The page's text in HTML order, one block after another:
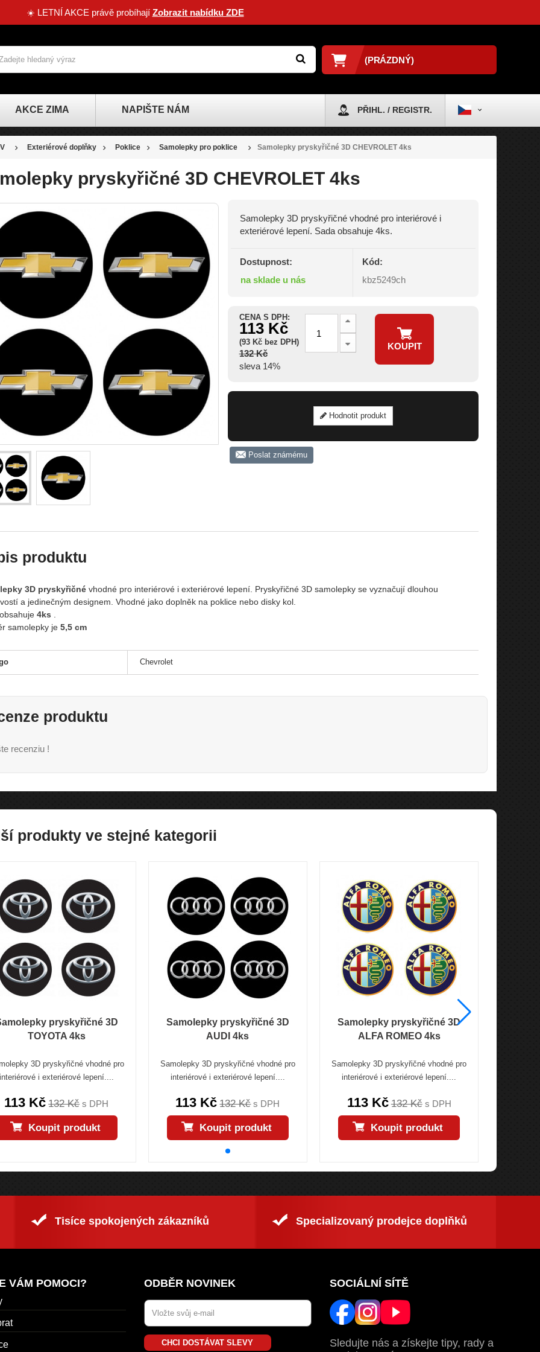
☀️ LETNÍ AKCE právě probíhají Zobrazit nabídku ZDE
(PRÁZDNÝ)
AKCE ZIMA NAPIŠTE NÁM PŘIHL. / REGISTR.
Exteriérové doplňky Poklice Samolepky pro poklice Samolepky pryskyřičné 3D CHEVROLET 4ks
pryskyřičné 3D CHEVROLET 4ks
SLEVA
Samolepky 3D pryskyřičné vhodné pro interiérové i
exteriérové lepení. Sada obsahuje 4ks.
Dostupnost:
na sklade u nás
Kód:
kbz5249ch
CENA S DPH:
113 Kč
(93 Kč bez DPH)
132 Kč
sleva 14%
KOUPIT
Hodnotit produkt
Poslat známému
produktu
3D pryskyřičnévhodné pro interiérové i exteriérové lepení. Pryskyřičné 3D samolepky se vyznačují dlouhou
a jedinečným designem. Vhodné jako doplněk na poklice nebo disky kol.
4ks .
samolepky je 5,5 cm
Chevrolet
produktu
recenziu !
produkty ve stejné kategorii
pryskyřičné 3D
TOYOTA 4ks
3D pryskyřičné vhodné pro
interiérové i exteriérové lepení....
113 Kč 132 Kč s DPH
Koupit produkt
Samolepky pryskyřičné 3D
AUDI 4ks
Samolepky 3D pryskyřičné vhodné pro
interiérové i exteriérové lepení....
113 Kč 132 Kčs DPH
Koupit produkt
Samolepky pryskyřičné 3D
ALFA ROMEO 4ks
Samolepky 3D pryskyřičné vhodné pro
interiérové i exteriérové lepení....
113 Kč 132 Kčs DPH
Koupit produkt
Tisíce spokojených zákazníků Specializovaný prodejce doplňků
VÁM POMOCI? ODBĚR NOVINEK
CHCI DOSTÁVAT SLEVY
SOCIÁLNÍ SÍTĚ
Sledujte nás a získejte tipy, rady a